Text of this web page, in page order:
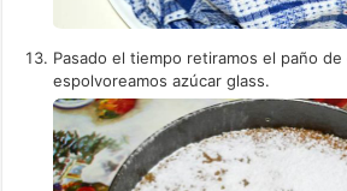
Pasado el tiempo retiramos el paño de
espolvoreamos azúcar glass.